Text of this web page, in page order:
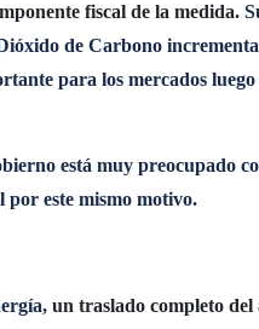
fiscal de la medida.
de Carbono
para los mercados
está muy preocupado
este mismo motivo.
un traslado completo